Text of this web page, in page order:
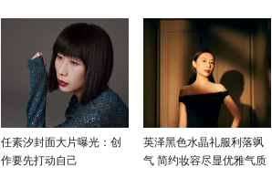
任素汐封面大片曝光：创
作要先打动自己
英泽黑色水晶礼服利落飒
气 简约妆容尽显优雅气质